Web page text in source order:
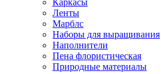
Каркасы
Ленты
Марблс
Наборы для выращивания
Наполнители
Пена флористическая
Природные материалы